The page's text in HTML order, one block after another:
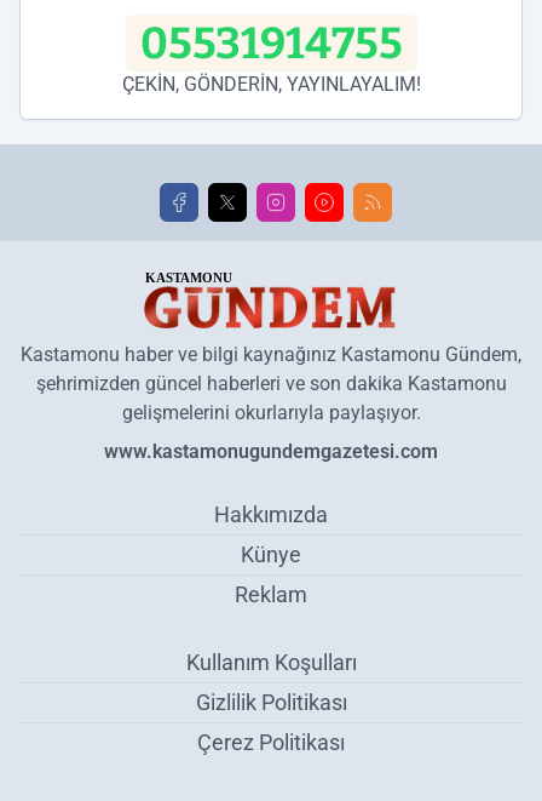
05531914755
ÇEKİN, GÖNDERİN, YAYINLAYALIM!
Kastamonu haber ve bilgi kaynağınız Kastamonu Gündem,
şehrimizden güncel haberleri ve son dakika Kastamonu
gelişmelerini okurlarıyla paylaşıyor.
www.kastamonugundemgazetesi.com
Hakkımızda
Künye
Reklam
Kullanım Koşulları
Gizlilik Politikası
Çerez Politikası